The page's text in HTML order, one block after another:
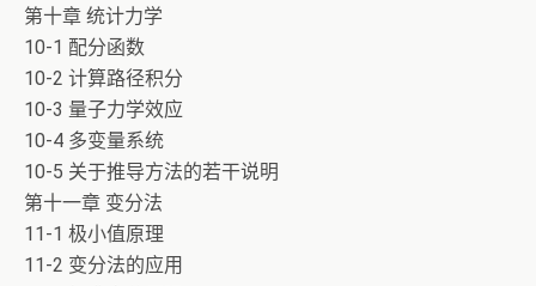
第十章 统计力学
10-1 配分函数
10-2 计算路径积分
10-3 量子力学效应
10-4 多变量系统
10-5 关于推导方法的若干说明
第十一章 变分法
11-1 极小值原理
11-2 变分法的应用